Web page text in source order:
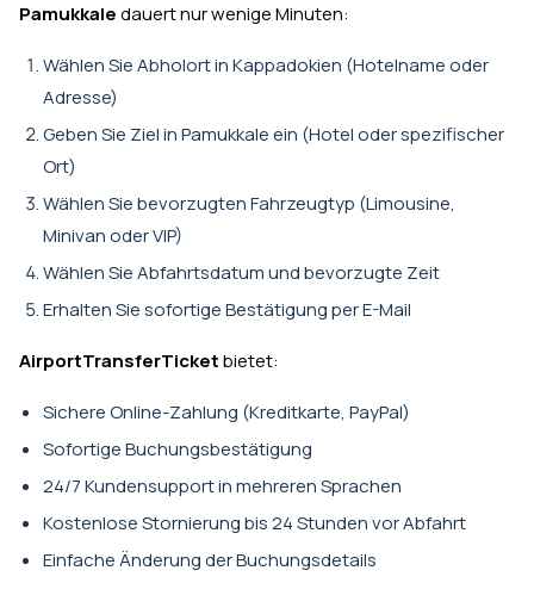
Pamukkaledauert nur wenige Minuten:
Wählen Sie Abholort in Kappadokien (Hotelname oder
Adresse)
Geben Sie Ziel in Pamukkale ein (Hotel oder spezifischer
Ort)
Wählen Sie bevorzugten Fahrzeugtyp (Limousine,
Minivan oder VIP)
Wählen Sie Abfahrtsdatum und bevorzugte Zeit
Erhalten Sie sofortige Bestätigung per E-Mail
AirportTransferTicketbietet:
Sichere Online-Zahlung (Kreditkarte, PayPal)
Sofortige Buchungsbestätigung
24/7 Kundensupport in mehreren Sprachen
Kostenlose Stornierung bis 24 Stunden vor Abfahrt
Einfache Änderung der Buchungsdetails